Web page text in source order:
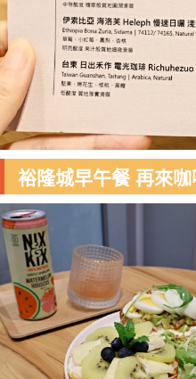
裕隆城早午餐 再來